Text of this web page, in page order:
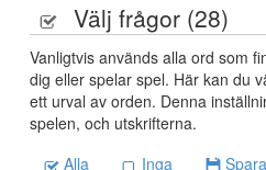
Välj frågor (28)
Vanligtvis används alla ord som
dig eller spelar spel. Här kan du
ett urval av orden. Denna
spelen, och utskrifterna.
Alla
Inga Spara